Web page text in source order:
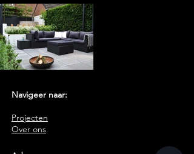
Navigeer naar:
Projecten
Over ons